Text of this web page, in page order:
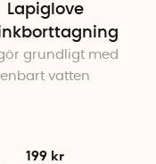
så får du ett
köper du
Lapiglove
grundligt med
enbart vatten
199 kr